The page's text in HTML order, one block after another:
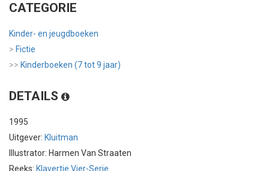
CATEGORIE
Kinder- en jeugdboeken
> Fictie
>> Kinderboeken (7 tot 9 jaar)
DETAILS
1995
Uitgever: Kluitman
Illustrator: Harmen Van Straaten
Reeks: Klavertje Vier-Serie.